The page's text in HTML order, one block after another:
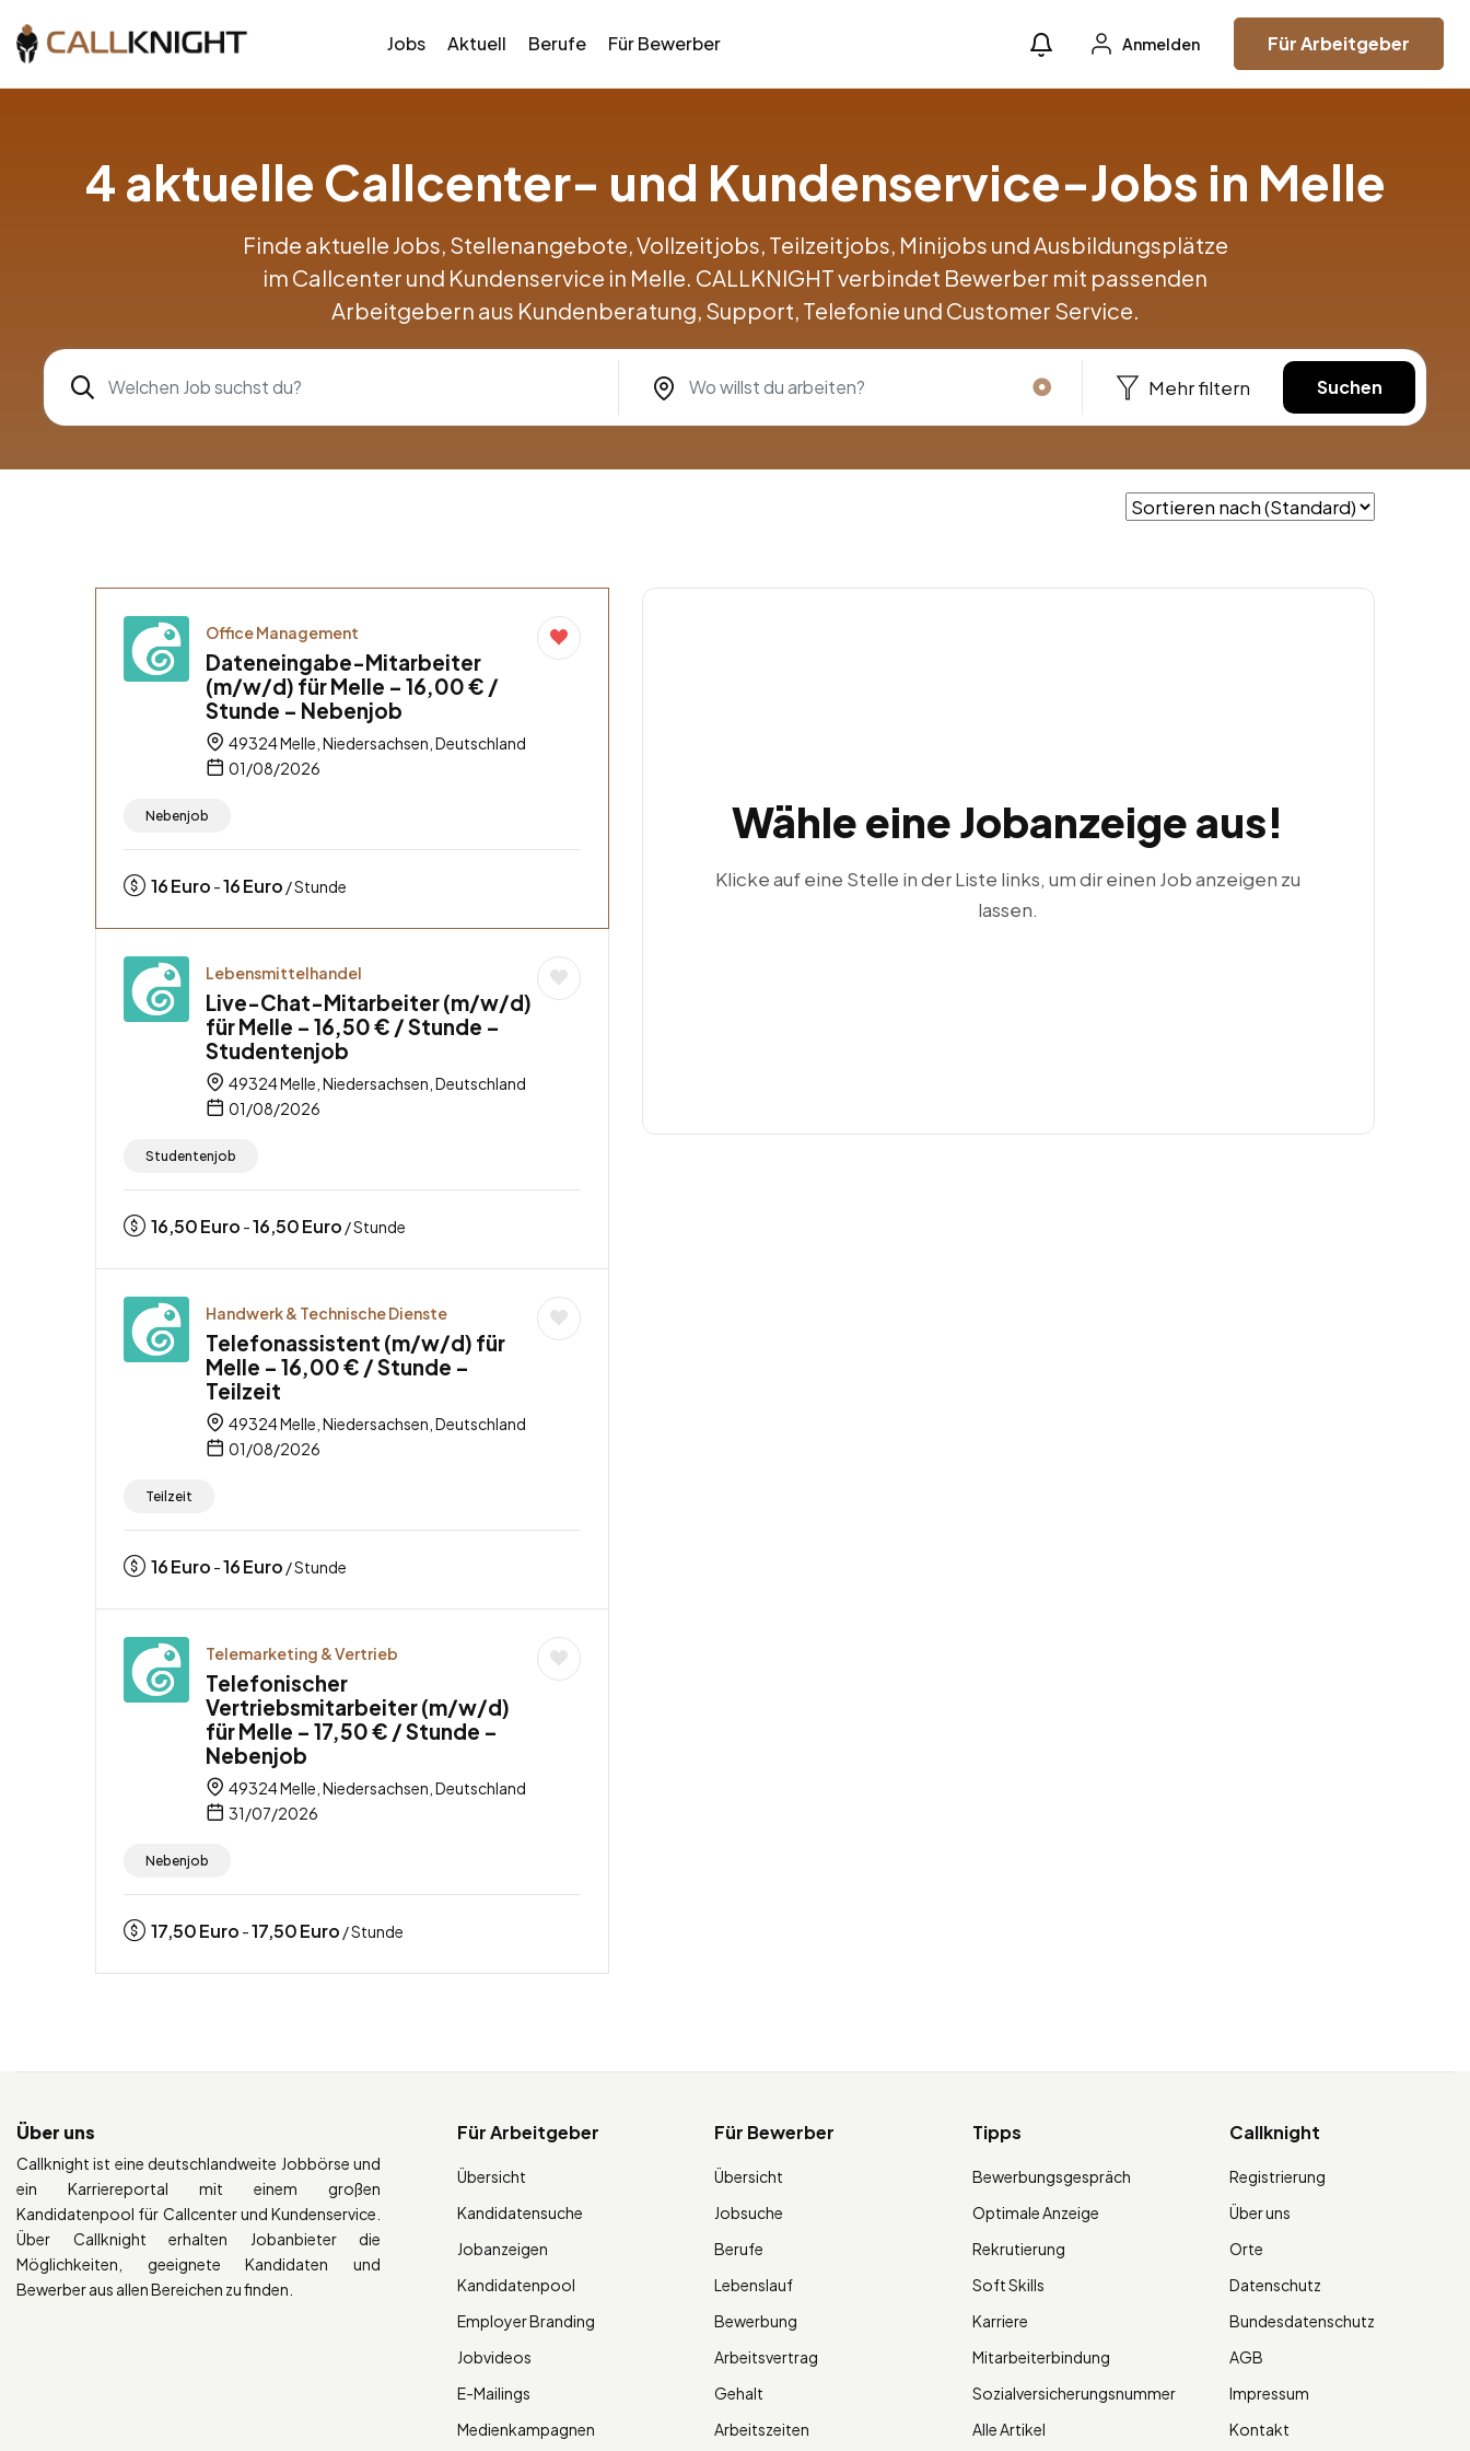
Jobs Aktuell Berufe Für Bewerber Anmelden Für Arbeitgeber
4 aktuelle Callcenter- und Kundenservice-Jobs in Melle
Finde aktuelle Jobs, Stellenangebote, Vollzeitjobs, Teilzeitjobs, Minijobs und Ausbildungsplätze
im Callcenter und Kundenservice in Melle. CALLKNIGHT verbindet Bewerber mit passenden
Arbeitgebern aus Kundenberatung, Support, Telefonie und Customer Service.
Mehr filtern Suchen
Office Management
Dateneingabe-Mitarbeiter
(m/w/d) für Melle – 16,00 € /
Stunde – Nebenjob
49324 Melle, Niedersachsen, Deutschland
01/08/2026
Nebenjob
16Euro -16Euro / Stunde
Lebensmittelhandel
Live-Chat-Mitarbeiter (m/w/d)
für Melle – 16,50 € / Stunde –
Studentenjob
49324 Melle, Niedersachsen, Deutschland
01/08/2026
Studentenjob
16,50Euro -16,50Euro / Stunde
Handwerk & Technische Dienste
Telefonassistent (m/w/d) für
Melle – 16,00 € / Stunde –
Teilzeit
49324 Melle, Niedersachsen, Deutschland
01/08/2026
Teilzeit
16Euro -16Euro / Stunde
Telemarketing & Vertrieb
Telefonischer
Vertriebsmitarbeiter (m/w/d)
für Melle – 17,50 € / Stunde –
Nebenjob
49324 Melle, Niedersachsen, Deutschland
31/07/2026
Nebenjob
17,50Euro -17,50Euro / Stunde
Wähle eine Jobanzeige aus!
Klicke auf eine Stelle in der Liste links, um dir einen Job anzeigen zu
lassen.
Über uns
Callknight ist eine deutschlandweite Jobbörse und
ein Karriereportal mit einem großen
Kandidatenpool für Callcenter und Kundenservice.
Über Callknight erhalten Jobanbieter die
Möglichkeiten, geeignete Kandidaten und
Bewerber aus allen Bereichen zu finden.
Für Arbeitgeber
Übersicht
Kandidatensuche
Jobanzeigen
Kandidatenpool
Employer Branding
Jobvideos
E-Mailings
Medienkampagnen
Für Bewerber
Übersicht
Jobsuche
Berufe
Lebenslauf
Bewerbung
Arbeitsvertrag
Gehalt
Arbeitszeiten
Tipps
Bewerbungsgespräch
Optimale Anzeige
Rekrutierung
Soft Skills
Karriere
Mitarbeiterbindung
Sozialversicherungsnummer
Alle Artikel
Callknight
Registrierung
Über uns
Orte
Datenschutz
Bundesdatenschutz
AGB
Impressum
Kontakt